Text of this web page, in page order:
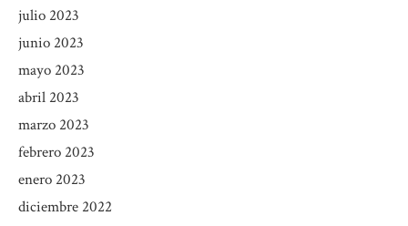
julio 2023
junio 2023
mayo 2023
abril 2023
marzo 2023
febrero 2023
enero 2023
diciembre 2022